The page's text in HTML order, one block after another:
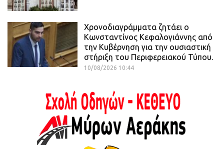
Χρονοδιαγράμματα ζητάει ο
Κωνσταντίνος Κεφαλογιάννης από
την Κυβέρνηση για την ουσιαστική
στήριξη του Περιφερειακού Τύπου.
10/08/2026 10:44